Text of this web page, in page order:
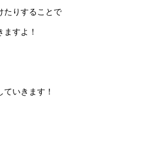
たりすることで
すよ！
いきます！